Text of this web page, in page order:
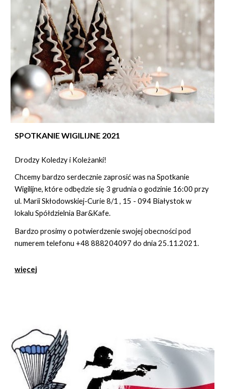
SPOTKANIE WIGILIJNE 2021
Drodzy Koledzy i Koleżanki!
Chcemy bardzo serdecznie zaprosić was na Spotkanie
Wigilijne, które odbędzie się 3 grudnia o godzinie 16:00 przy
ul. Marii Skłodowskiej-Curie 8/1 , 15 - 094 Białystok w
lokalu Spółdzielnia Bar&Kafe.
Bardzo prosimy o potwierdzenie swojej obecności pod
numerem telefonu +48 888204097 do dnia 25.11.2021.
więcej